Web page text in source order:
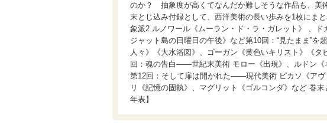
のか？ 抽象度が高くてなんだか難しそうな作品も、美
末とじ込み付録として、西洋美術の長い歩みを1枚に
象派2 ルノワール《ムーラン・ド・ラ・ガレット》 、
ジャット島の日曜日の午後》など第10回：“見たまま”
人々》《大水浴図》、ゴーガン《黄色いキリスト》《
回：魂の告白――世紀末美術 モロー《出現》、ルドン
第12回：そして扉は開かれた――現代美術 ピカソ《ア
リ《記憶の固執》、マグリット《ゴルコンダ》など 巻
年表】